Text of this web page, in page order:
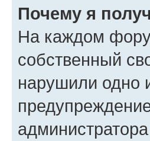
Почему я
На каждом
собственный
нарушили одно